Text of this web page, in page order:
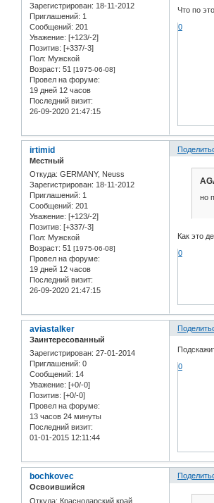
Зарегистрирован: 18-11-2012
Приглашений: 1
Сообщений: 201
Уважение: [+123/-2]
Позитив: [+337/-3]
Пол: Мужской
Возраст: 51 [1975-06-08]
Провел на форуме:
19 дней 12 часов
Последний визит:
26-09-2020 21:47:15
Что по
0
irtimid
Местный
Откуда: GERMANY, Neuss
Зарегистрирован: 18-11-2012
Приглашений: 1
Сообщений: 201
Уважение: [+123/-2]
Позитив: [+337/-3]
Пол: Мужской
Возраст: 51 [1975-06-08]
Провел на форуме:
19 дней 12 часов
Последний визит:
26-09-2020 21:47:15
но
Как это
0
aviastalker
Заинтересованный
Зарегистрирован: 27-01-2014
Приглашений: 0
Сообщений: 14
Уважение: [+0/-0]
Позитив: [+0/-0]
Провел на форуме:
13 часов 24 минуты
Последний визит:
01-01-2015 12:11:44
0
bochkovec
Освоившийся
Откуда: Краснодарский край